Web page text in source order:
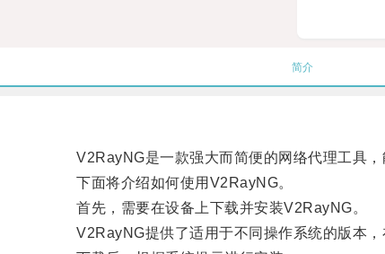
简介
V2RayNG是一款强大而简便的网络代理工具，
下面将介绍如何使用V2RayNG。
首先，需要在设备上下载并安装V2RayNG。
V2RayNG提供了适用于不同操作系统的版本，